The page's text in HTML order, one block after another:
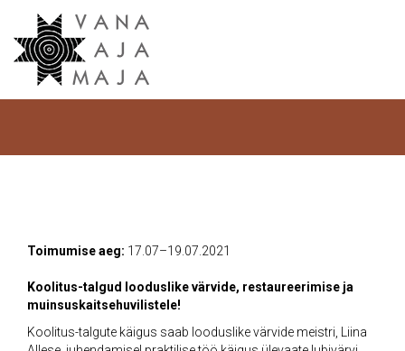
Toimumise aeg: 17.07–19.07.2021
Koolitus-talgud looduslike värvide, restaureerimise ja
muinsuskaitsehuvilistele!
Koolitus-talgute käigus saab looduslike värvide meistri, Liina